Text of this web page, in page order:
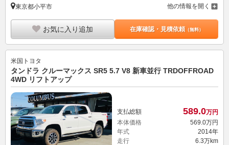
東京都小平市 他の情報を開く
お気に入り追加 在庫確認・見積依頼（無料）
米国トヨタ
タンドラ クルーマックス SR5 5.7 V8 新車並行 TRDOFFROAD
4WD リフトアップ
支払総額 589.0万円
本体価格
569. 0万円
年式
2014年
走行
6.3万km